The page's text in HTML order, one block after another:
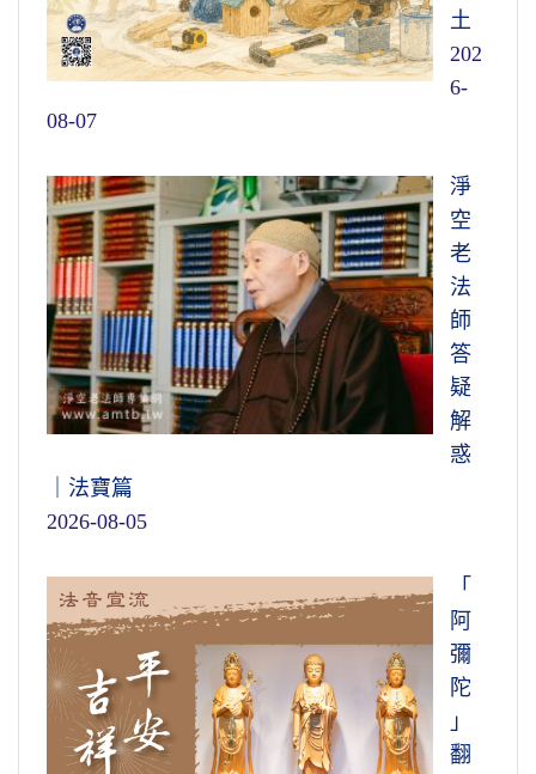
土
202
6-
08-07
淨
空
老
法
師
答
疑
解
惑
｜法寶篇
2026-08-05
「
阿
彌
陀
」
翻